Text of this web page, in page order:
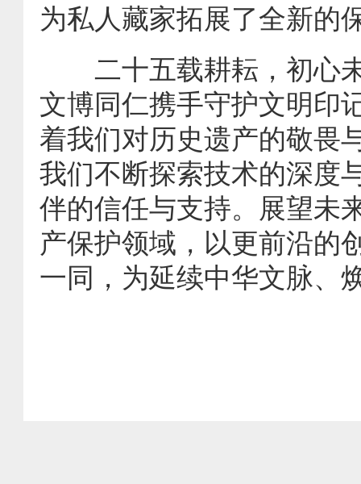
为私人藏家拓展了全新的
二十五载耕耘，初心未
文博同仁携手守护文明印
着我们对历史遗产的敬畏
我们不断探索技术的深度
伴的信任与支持。展望未
产保护领域，以更前沿的
一同，为延续中华文脉、